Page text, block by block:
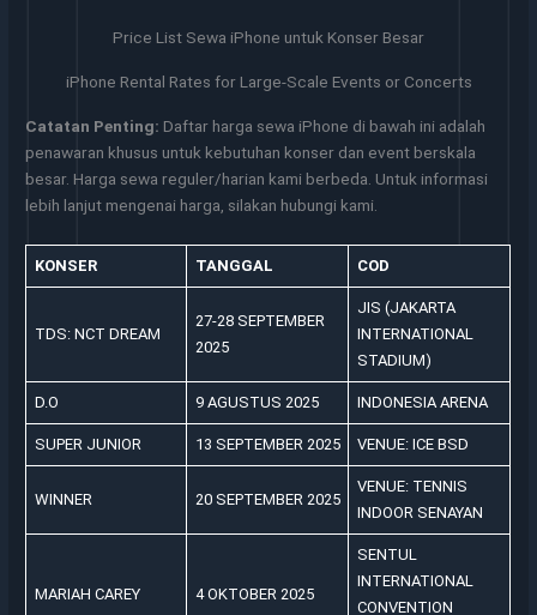
Price List Sewa iPhone untuk Konser Besar
iPhone Rental Rates for Large-Scale Events or Concerts
Catatan Penting: Daftar harga sewa iPhone di bawah ini adalah
penawaran khusus untuk kebutuhan konser dan event berskala
besar. Harga sewa reguler/harian kami berbeda. Untuk informasi
lebih lanjut mengenai harga, silakan hubungi kami.
KONSER TANGGAL COD
TDS: NCT DREAM
27-28 SEPTEMBER
2025
JIS (JAKARTA
INTERNATIONAL
STADIUM)
D.O 9 AGUSTUS 2025 INDONESIA ARENA
SUPER JUNIOR 13 SEPTEMBER 2025 VENUE: ICE BSD
WINNER 20 SEPTEMBER 2025
VENUE: TENNIS
INDOOR SENAYAN
MARIAH CAREY 4 OKTOBER 2025
SENTUL
INTERNATIONAL
CONVENTION